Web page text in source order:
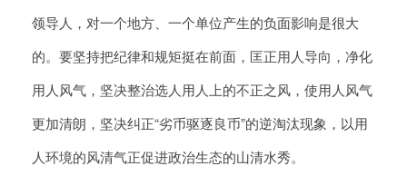
领导人，对一个地方、一个单位产生的负面影响是很大
的。要坚持把纪律和规矩挺在前面，匡正用人导向，净化
用人风气，坚决整治选人用人上的不正之风，使用人风气
更加清朗，坚决纠正“劣币驱逐良币”的逆淘汰现象，以用
人环境的风清气正促进政治生态的山清水秀。